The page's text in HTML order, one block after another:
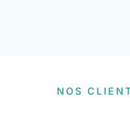
NOS